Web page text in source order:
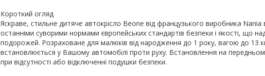
Короткий огляд
Яскраве, стильне дитяче автокрісло Beone від французького виробника Nania
останніми суворими нормами європейських стандартів безпеки і якості, що
подорожей. Розраховане для малюків від народження до 1 року, вагою до 13
встановлюється у Вашому автомобілі проти руху. Встановлення на
при відсутності або відключенні подушки безпеки.